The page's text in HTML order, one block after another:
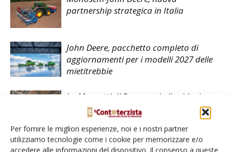
Per fornire le migliori esperienze, noi e i nostri partner
utilizziamo tecnologie come i cookie per memorizzare e/o
accedere alle informazioni del dispositivo. Il consenso a queste
partnership strategica in Italia
John Deere, pacchetto completo di
aggiornamenti per i modelli 2027 delle
mietitrebbie
La Mazzotti di Ravenna in liquidazione